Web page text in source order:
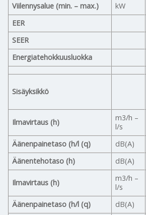
Viilennysalue (min. – max.)
kW
EER
SEER
Energiatehokkuusluokka
Sisäyksikkö
Ilmavirtaus (h)
m3/h –
l/s
Äänenpainetaso (h/l (q) dB(A)
Äänentehotaso (h)
dB(A)
Ilmavirtaus (h)
m3/h –
l/s
Äänenpainetaso (h/l (q) dB(A)